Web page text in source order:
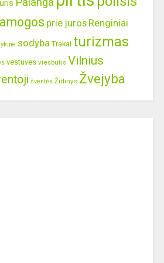
prie juros Renginiai
sodyba Trakai turizmas
vestuves viesbutis Vilnius
šventės Židinys Žvejyba